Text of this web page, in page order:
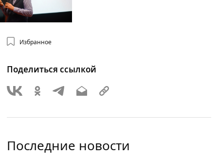
Избранное
Поделиться ссылкой
Последние новости